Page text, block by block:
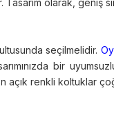
olarak, geniş
seçilmelidir.
bir
renkli koltuklar